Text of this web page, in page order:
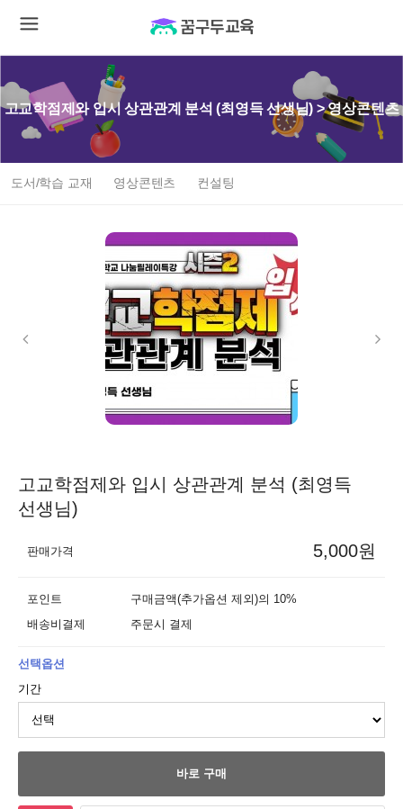
고교학점제와 입시 상관관계 분석 (최영득 선생님) > 영상콘텐츠
도서/학습 교재 영상콘텐츠 컨설팅
고교학점제와 입시 상관관계 분석 (최영득
선생님)
판매가격 5,000원
포인트
구매금액(추가옵션 제외)의 10%
배송비결제
주문시 결제
선택옵션
기간